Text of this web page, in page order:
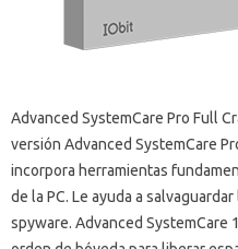
Advanced SystemCare Pro Full
versión Advanced SystemCare
incorpora herramientas
de la PC. Le ayuda a
spyware. Advanced SystemCare